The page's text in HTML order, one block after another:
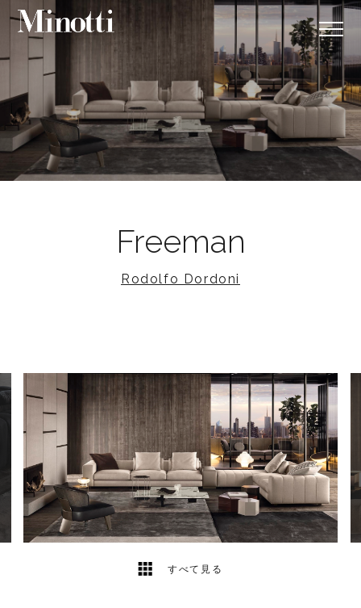
Freeman
Rodolfo Dordoni
すべて見る